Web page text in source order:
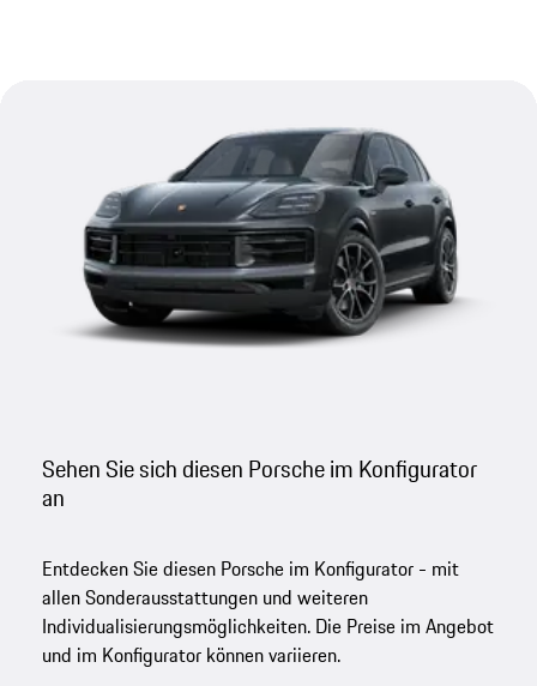
Sehen Sie sich diesen Porsche im Konfigurator
an
Entdecken Sie diesen Porsche im Konfigurator - mit
allen Sonderausstattungen und weiteren
Individualisierungsmöglichkeiten. Die Preise im Angebot
und im Konfigurator können variieren.